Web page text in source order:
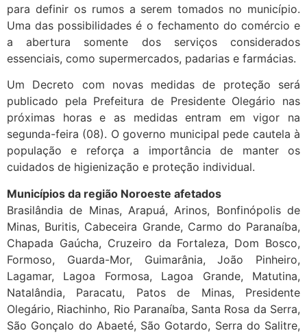
para definir os rumos a serem tomados no município.
Uma das possibilidades é o fechamento do comércio e
a abertura somente dos serviços considerados
essenciais, como supermercados, padarias e farmácias.
Um Decreto com novas medidas de proteção será
publicado pela Prefeitura de Presidente Olegário nas
próximas horas e as medidas entram em vigor na
segunda-feira (08). O governo municipal pede cautela à
população e reforça a importância de manter os
cuidados de higienização e proteção individual.
Municípios da região Noroeste afetados
Brasilândia de Minas, Arapuá, Arinos, Bonfinópolis de
Minas, Buritis, Cabeceira Grande, Carmo do Paranaíba,
Chapada Gaúcha, Cruzeiro da Fortaleza, Dom Bosco,
Formoso, Guarda-Mor, Guimarânia, João Pinheiro,
Lagamar, Lagoa Formosa, Lagoa Grande, Matutina,
Natalândia, Paracatu, Patos de Minas, Presidente
Olegário, Riachinho, Rio Paranaíba, Santa Rosa da Serra,
São Gonçalo do Abaeté, São Gotardo, Serra do Salitre,